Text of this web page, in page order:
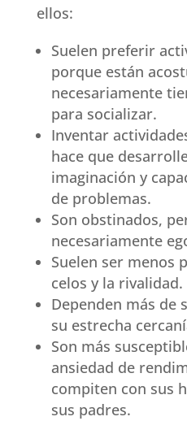
ellos:
Suelen preferir
porque están
necesariamente
para socializar.
Inventar
hace que
imaginación y
de problemas.
Son obstinados,
necesariamente
Suelen ser menos
celos y la rivalidad.
Dependen más de
su estrecha
Son más
ansiedad de
compiten con sus
sus padres.